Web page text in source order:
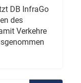
DB InfraGo
des
Verkehre